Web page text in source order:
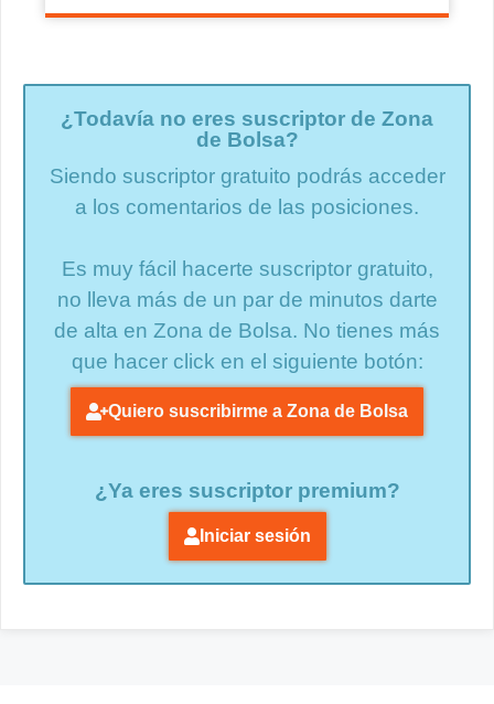
¿Todavía no eres suscriptor de Zona
de Bolsa?
Siendo suscriptor gratuito podrás acceder
a los comentarios de las posiciones.
Es muy fácil hacerte suscriptor gratuito,
no lleva más de un par de minutos darte
de alta en Zona de Bolsa. No tienes más
que hacer click en el siguiente botón:
Quiero suscribirme a Zona de Bolsa
¿Ya eres suscriptor premium?
Iniciar sesión